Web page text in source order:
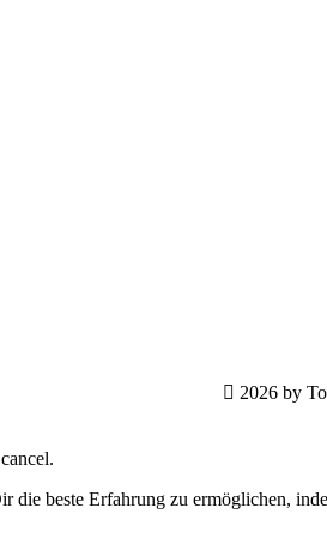
2026 by
die beste Erfahrung zu ermöglichen,